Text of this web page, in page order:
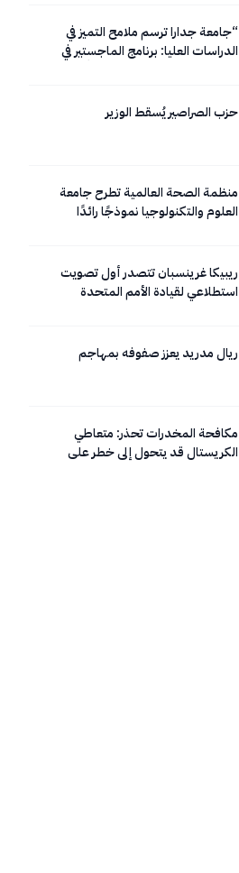
“جامعة جدارا ترسم ملامح التميز في
الدراسات العليا: برنامج الماجستير في
حزب الصراصير يُسقط الوزير
منظمة الصحة العالمية تطرح جامعة
العلوم والتكنولوجيا نموذجًا رائدًا
ريبيكا غرينسبان تتصدر أول تصويت
استطلاعي لقيادة الأمم المتحدة
ريال مدريد يعزز صفوفه بمهاجم
مكافحة المخدرات تحذر: متعاطي
الكريستال قد يتحول إلى خطر على